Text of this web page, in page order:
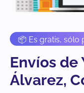
📦 Es gratis, sólo
Envíos de
Álvarez,